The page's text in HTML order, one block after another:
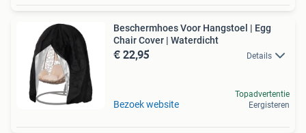
Beschermhoes Voor Hangstoel | Egg
Chair Cover | Waterdicht
€ 22,95 Details
Bezoek website
Topadvertentie
Eergisteren